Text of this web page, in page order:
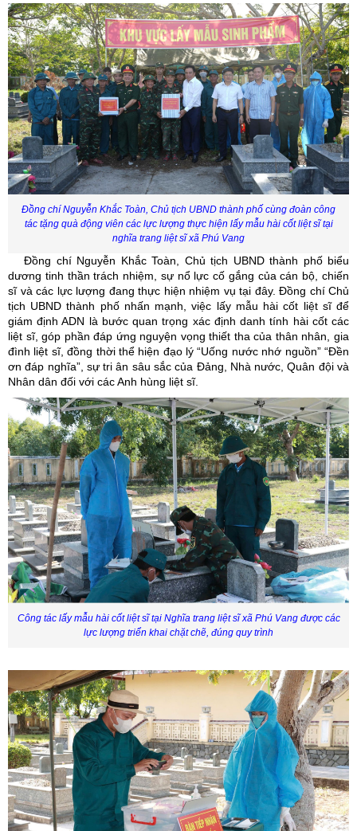
Đồng chí Nguyễn Khắc Toàn, Chủ tịch UBND thành phố cùng đoàn công
tác tặng quà động viên các lực lượng thực hiện lấy mẫu hài cốt liệt sĩtại
nghĩa trang liệt sĩ xã Phú Vang
Đồng chí Nguyễn Khắc Toàn, Chủ tịch UBND thành phố biểu
dương tinh thần trách nhiệm, sự nổ lực cố gắng của cán bộ, chiến
sĩ và các lực lượng đang thực hiện nhiệm vụ tại đây. Đồng chí Chủ
tịch UBND thành phố nhấn mạnh, việc lấy mẫu hài cốt liệt sĩ để
giám định ADN là bước quan trọng xác định danh tính hài cốt các
liệt sĩ,góp phần đáp ứng nguyện vọng thiết thacủa thân nhân, gia
đình liệt sĩ, đồng thời thể hiện đạo lý “Uống nước nhớ nguồn”“Đền
ơn đáp nghĩa”, sự tri ân sâu sắc của Đảng, Nhà nước, Quân đội và
Nhân dân đối với các Anh hùng liệt sĩ.
Công tác lấy mẫu hài cốt liệt sĩ tại Nghĩa trang liệt sĩ xã Phú Vang được các
lực lượng triển khai chặt chẽ, đúng quy trình